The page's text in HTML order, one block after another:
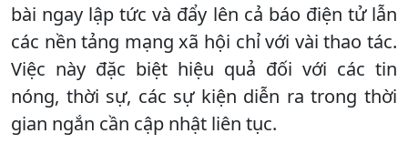
bài ngay lập tức và đẩy lên cả báo điện tử lẫn
các nền tảng mạng xã hội chỉ với vài thao tác.
Việc này đặc biệt hiệu quả đối với các tin
nóng, thời sự, các sự kiện diễn ra trong thời
gian ngắn cần cập nhật liên tục.